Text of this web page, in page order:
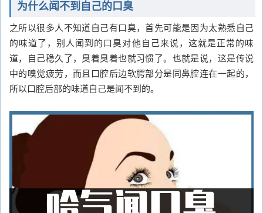
为什么闻不到自己的口臭
之所以很多人不知道自己有口臭，首先可能是因为太熟悉自己
的味道了，别人闻到的口臭对他自己来说，这就是正常的味
道，自己稳久了，臭着臭着也就习惯了。也就是说，这是传说
中的嗅觉疲劳，而且口腔后边软腭部分是同鼻腔连在一起的，
所以口腔后部的味道自己是闻不到的。